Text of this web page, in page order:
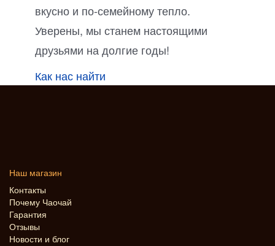
вкусно и по-семейному тепло.
Уверены, мы станем настоящими
друзьями на долгие годы!
Как нас найти
Наш магазин
Контакты
Почему Чаочай
Гарантия
Отзывы
Новости и блог